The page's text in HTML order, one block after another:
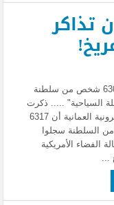
تذاكر
أكثر من 6300 شخص من سلطنة
..... ذكرت
صحيفة أثير الإلكترونية العمانية أن 6317
السلطنة سجلوا
الفضاء الأمريكية